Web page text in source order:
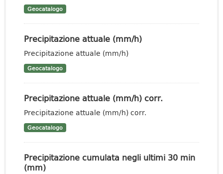
Geocatalogo
Precipitazione attuale (mm/h)
Precipitazione attuale (mm/h)
Geocatalogo
Precipitazione attuale (mm/h) corr.
Precipitazione attuale (mm/h) corr.
Geocatalogo
Precipitazione cumulata negli ultimi 30 min
(mm)